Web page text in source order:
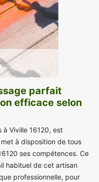
parfait
efficace selon
à Viville 16120, est
à disposition de tous
ses compétences. Ce
habituel de cet artisan
professionnelle, pour